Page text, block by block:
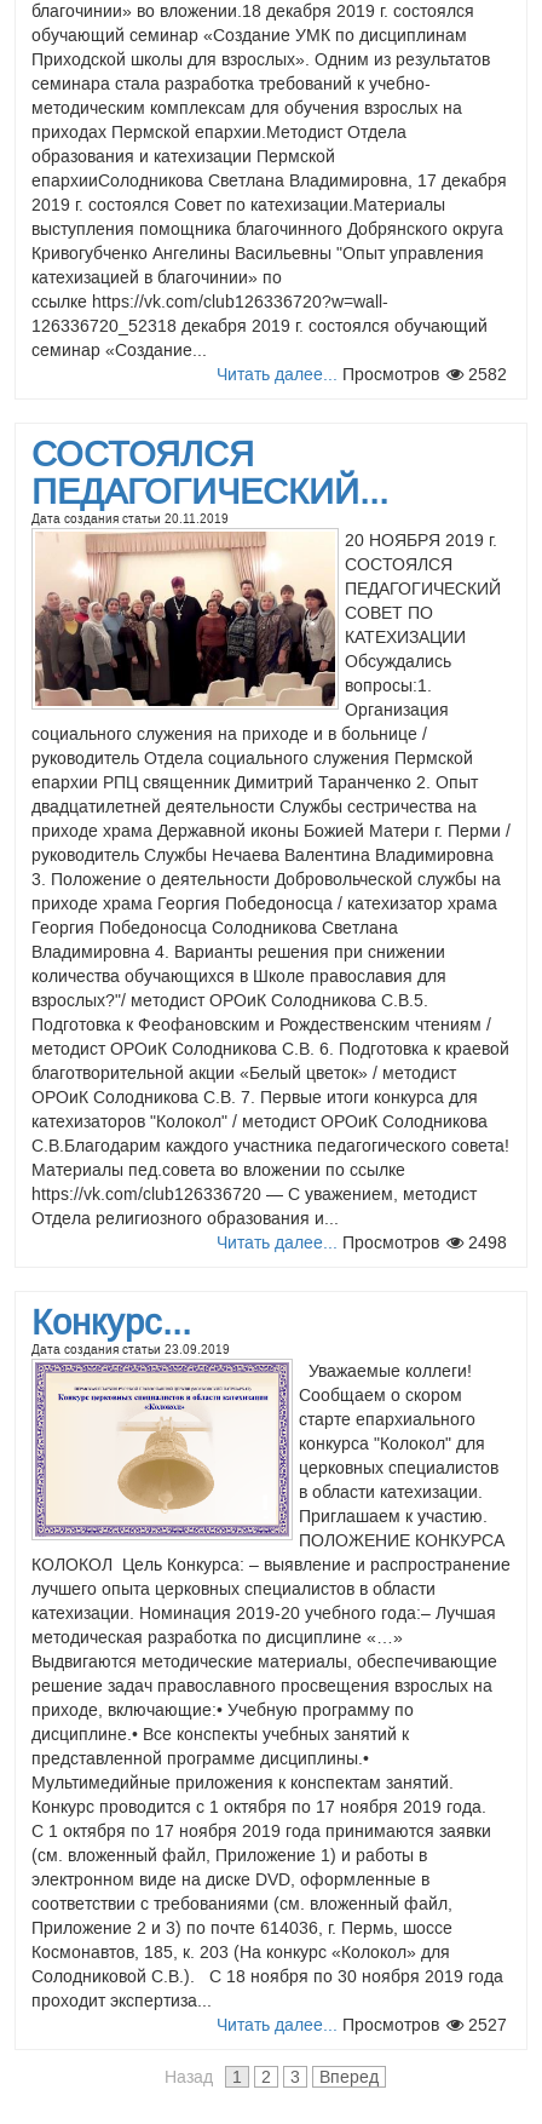
благочинии» во вложении.18 декабря 2019 г. состоялся
обучающий семинар «Создание УМК по дисциплинам
Приходской школы для взрослых». Одним из результатов
семинара стала разработка требований к учебно-
методическим комплексам для обучения взрослых на
приходах Пермской епархии.Методист Отдела
образования и катехизации Пермской
епархииСолодникова Светлана Владимировна, 17 декабря
2019 г. состоялся Совет по катехизации.Материалы
выступления помощника благочинного Добрянского округа
Кривогубченко Ангелины Васильевны "Опыт управления
катехизацией в благочинии» по
ссылке https://vk.com/club126336720?w=wall-
126336720_52318 декабря 2019 г. состоялся обучающий
семинар «Создание...
Читать далее...
Просмотров 2582
СОСТОЯЛСЯ
ПЕДАГОГИЧЕСКИЙ...
Дата создания статьи 20.11.2019
20 НОЯБРЯ 2019 г.
СОСТОЯЛСЯ
ПЕДАГОГИЧЕСКИЙ
СОВЕТ ПО
КАТЕХИЗАЦИИ
Обсуждались
вопросы:1.
Организация
социального служения на приходе и в больнице /
руководитель Отдела социального служения Пермской
епархии РПЦ священник Димитрий Таранченко 2. Опыт
двадцатилетней деятельности Службы сестричества на
приходе храма Державной иконы Божией Матери г. Перми /
руководитель Службы Нечаева Валентина Владимировна
3. Положение о деятельности Добровольческой службы на
приходе храма Георгия Победоносца / катехизатор храма
Георгия Победоносца Солодникова Светлана
Владимировна 4. Варианты решения при снижении
количества обучающихся в Школе православия для
взрослых?"/ методист ОРОиК Солодникова С.В.5.
Подготовка к Феофановским и Рождественским чтениям /
методист ОРОиК Солодникова С.В. 6. Подготовка к краевой
благотворительной акции «Белый цветок» / методист
ОРОиК Солодникова С.В. 7. Первые итоги конкурса для
катехизаторов "Колокол" / методист ОРОиК Солодникова
С.В.Благодарим каждого участника педагогического совета!
Материалы пед.совета во вложении по ссылке
https://vk.com/club126336720 — С уважением, методист
Отдела религиозного образования и...
Читать далее...
Просмотров 2498
Конкурс...
Дата создания статьи 23.09.2019
Уважаемые коллеги!
Сообщаем о скором
старте епархиального
конкурса "Колокол" для
церковных специалистов
в области катехизации.
Приглашаем к участию.
ПОЛОЖЕНИЕ КОНКУРСА
КОЛОКОЛ Цель Конкурса: – выявление и распространение
лучшего опыта церковных специалистов в области
катехизации. Номинация 2019-20 учебного года:– Лучшая
методическая разработка по дисциплине «…»
Выдвигаются методические материалы, обеспечивающие
решение задач православного просвещения взрослых на
приходе, включающие:• Учебную программу по
дисциплине.• Все конспекты учебных занятий к
представленной программе дисциплины.•
Мультимедийные приложения к конспектам занятий.
Конкурс проводится с 1 октября по 17 ноября 2019 года.
С 1 октября по 17 ноября 2019 года принимаются заявки
(см. вложенный файл, Приложение 1) и работы в
электронном виде на диске DVD, оформленные в
соответствии с требованиями (см. вложенный файл,
Приложение 2 и 3) по почте 614036, г. Пермь, шоссе
Космонавтов, 185, к. 203 (На конкурс «Колокол» для
Солодниковой С.В.). С 18 ноября по 30 ноября 2019 года
проходит экспертиза...
Читать далее...
Просмотров 2527
Назад 1 2 3 Вперед